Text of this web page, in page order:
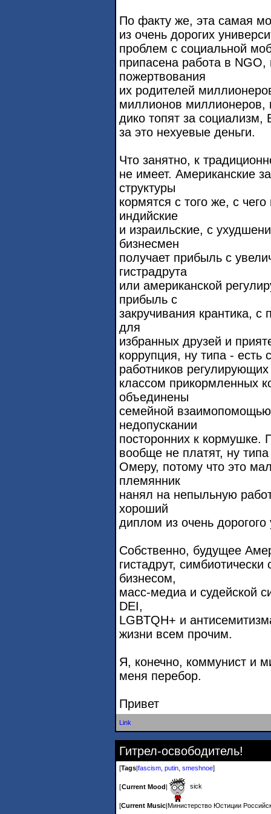
По факту же, эта самая
из очень дорогих
проблем с социальной
припасена работа в NGO,
пожертвования
их родителей
миллионов миллионеров,
дико топят за
за это нехуевые деньги.
Что занятно, к
не имеет. Американские
структуры
кормятся с того же, с
индийские
и израильские, с
бизнесмен
получает прибыль с
гистрадрута
или американской
прибыль с
закручивания крантика,
для
избранных друзей и
коррупция, ну типа - есть
работников
классом прикормленных
объединены
семейной
недопускании
посторонних к кормушке.
вообще не платят, ну
Омеру, потому что это
племянник
нанял на непыльную
хороший
диплом из очень дорогого
Собственно, будущее
гистадрут,
бизнесом,
масс-медиа и судейской
DEI,
LGBTQH+ и
жизни всем прочим.
Я, конечно, коммунист и
меня перебор.
Привет
Link
Гитрел-освободитель!
[Tags|fascism putin smeshnoe]
[Current Mood| sick
[Current Music|Министерство Юстиции